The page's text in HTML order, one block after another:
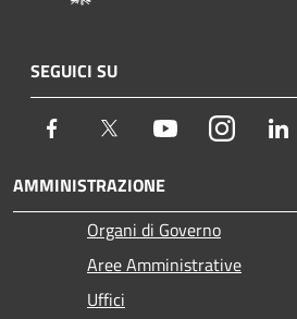
SEGUICI SU
Facebook Twitter YoutubeInstagram
AMMINISTRAZIONE
Organi di Governo
Aree Amministrative
Uffici